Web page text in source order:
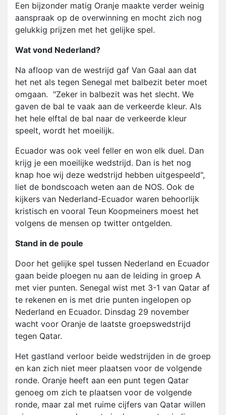
Een bijzonder matig Oranje maakte verder weinig
aanspraak op de overwinning en mocht zich nog
gelukkig prijzen met het gelijke spel.
Wat vond Nederland?
Na afloop van de westrijd gaf Van Gaal aan dat
het net als tegen Senegal met balbezit beter moet
omgaan. "Zeker in balbezit was het slecht. We
gaven de bal te vaak aan de verkeerde kleur. Als
het hele elftal de bal naar de verkeerde kleur
speelt, wordt het moeilijk.
Ecuador was ook veel feller en won elk duel. Dan
krijg je een moeilijke wedstrijd. Dan is het nog
knap hoe wij deze wedstrijd hebben uitgespeeld",
liet de bondscoach weten aan de NOS. Ook de
kijkers van Nederland-Ecuador waren behoorlijk
kristisch en vooral Teun Koopmeiners moest het
volgens de mensen op twitter ontgelden.
Stand in de poule
Door het gelijke spel tussen Nederland en Ecuador
gaan beide ploegen nu aan de leiding in groep A
met vier punten. Senegal wist met 3-1 van Qatar af
te rekenen en is met drie punten ingelopen op
Nederland en Ecuador. Dinsdag 29 november
wacht voor Oranje de laatste groepswedstrijd
tegen Qatar.
Het gastland verloor beide wedstrijden in de groep
en kan zich niet meer plaatsen voor de volgende
ronde. Oranje heeft aan een punt tegen Qatar
genoeg om zich te plaatsen voor de volgende
ronde, maar zal met ruime cijfers van Qatar willen